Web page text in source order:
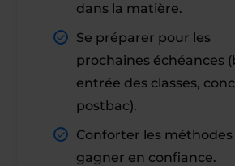
dans la matière.
Se préparer pour les
prochaines échéances
entrée des classes,
postbac).
Conforter les méthodes
gagner en confiance.